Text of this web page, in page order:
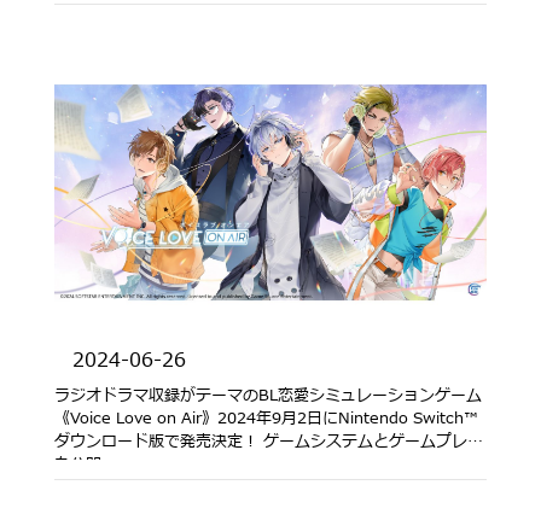
2024-06-26
ラジオドラマ収録がテーマのBL恋愛シミュレーションゲーム
《Voice Love on Air》2024年9月2日にNintendo Switch™
ダウンロード版で発売決定！ ゲームシステムとゲームプレイ
を公開